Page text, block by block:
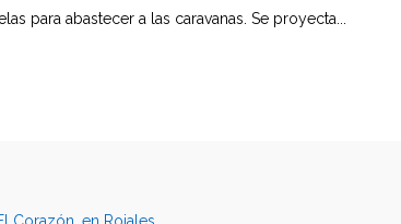
para abastecer a las caravanas. Se proyecta...